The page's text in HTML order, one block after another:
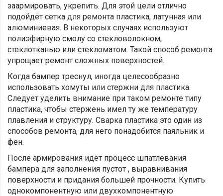
заармировать, укрепить. Для этой цели отлично
подойдёт сетка для ремонта пластика, латунная или
алюминиевая. В некоторых случаях используют
полиэфирную смолу со стекловолокном,
стеклотканью или стекломатом. Такой способ ремонта
упрощает ремонт сложных поверхностей.
Когда бампер треснул, иногда целесообразно
использовать хомуты или стержни для пластика.
Следует уделить внимание при таком ремонте типу
пластика, чтобы стержень имел ту же температуру
плавления и структуру. Сварка пластика это один из
способов ремонта, для него понадобится паяльник и
фен.
После армирования идёт процесс шпатлевания
бампера для заполнения пустот , выравнивания
поверхности и придания большей прочности. Купить
однокомпонентную или двухкомпонентную